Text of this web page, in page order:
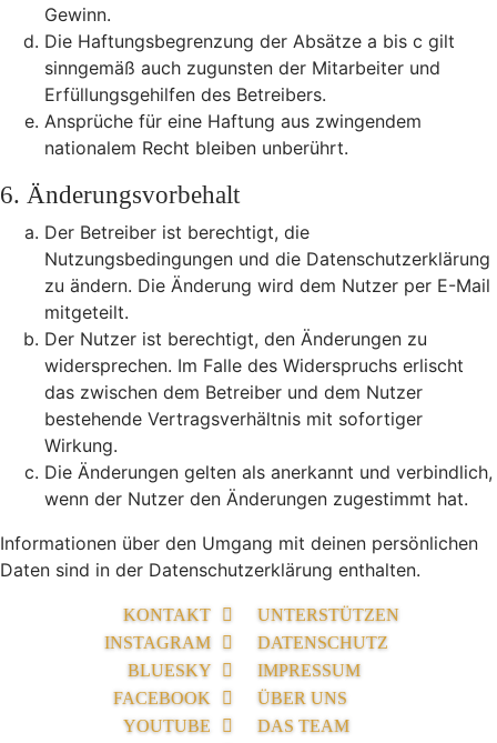
Gewinn.
Die Haftungsbegrenzung der Absätze a bis c gilt
sinngemäß auch zugunsten der Mitarbeiter und
Erfüllungsgehilfen des Betreibers.
Ansprüche für eine Haftung aus zwingendem
nationalem Recht bleiben unberührt.
6. Änderungsvorbehalt
Der Betreiber ist berechtigt, die
Nutzungsbedingungen und die Datenschutzerklärung
zu ändern. Die Änderung wird dem Nutzer per E-Mail
mitgeteilt.
Der Nutzer ist berechtigt, den Änderungen zu
widersprechen. Im Falle des Widerspruchs erlischt
das zwischen dem Betreiber und dem Nutzer
bestehende Vertragsverhältnis mit sofortiger
Wirkung.
Die Änderungen gelten als anerkannt und verbindlich,
wenn der Nutzer den Änderungen zugestimmt hat.
Informationen über den Umgang mit deinen persönlichen
Daten sind in der Datenschutzerklärung enthalten.
KONTAKT
INSTAGRAM
BLUESKY
FACEBOOK
YOUTUBE
UNTERSTÜTZEN
DATENSCHUTZ
IMPRESSUM
ÜBER UNS
DAS TEAM